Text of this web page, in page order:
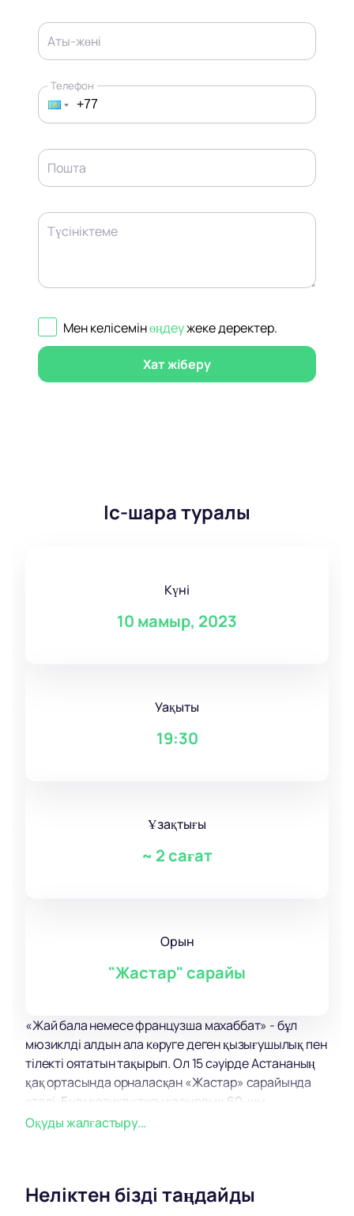
Аты-жөні
Телефон
Пошта
Түсініктеме
Мен келісемінөңдеужеке деректер.
Хат жіберу
Іс-шара туралы
Күні
10 мамыр, 2023
Уақыты
19:30
Ұзақтығы
~ 2 сағат
Орын
"Жастар" сарайы
«Жай бала немесе французша махаббат» - бұл
мюзиклді алдын ала көруге деген қызығушылық пен
тілекті оятатын тақырып. Ол 15 сәуірде Астананың
қақ ортасында орналасқан «Жастар» сарайында
өтеді. Бұл мюзикл өткен ғасырдың 60-шы
жылдарындағы Парижде музыкалық квартеттердің
арманындағы ханзадаға ғашық болған жас әнші
Оқуды жалғастыру...
Неліктен бізді таңдайды